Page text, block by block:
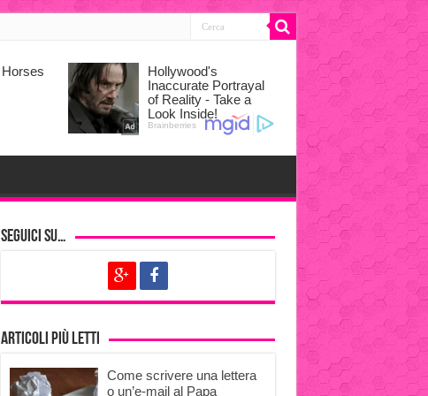
Seguici su…
Articoli più letti
Come scrivere una lettera
o un’e-mail al Papa